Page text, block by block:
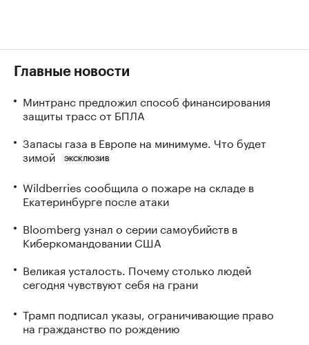
Главные новости
Минтранс предложил способ финансирования
защиты трасс от БПЛА
Запасы газа в Европе на минимуме. Что будет
зимой
ЭКСКЛЮЗИВ
Wildberries сообщила о пожаре на складе в
Екатеринбурге после атаки
Bloomberg узнал о серии самоубийств в
Киберкомандовании США
Великая усталость. Почему столько людей
сегодня чувствуют себя на грани
Трамп подписал указы, ограничивающие право
на гражданство по рождению